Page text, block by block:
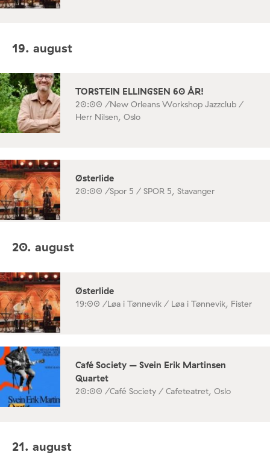
19. august
TORSTEIN ELLINGSEN 60 ÅR!
20:00 /New Orleans Workshop Jazzclub /
Herr Nilsen, Oslo
Østerlide
20:00 /Spor 5 / SPOR 5, Stavanger
20. august
Østerlide
19:00 /Løa i Tønnevik / Løa i Tønnevik, Fister
Café Society – Svein Erik Martinsen
Quartet
20:00 /Café Society / Cafeteatret, Oslo
21. august